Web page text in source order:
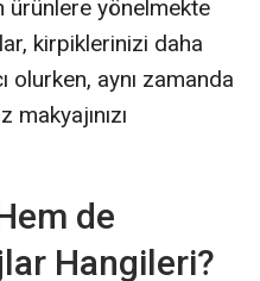
ürünlere yönelmekte
kirpiklerinizi daha
olurken, aynı zamanda
de
Hangileri?